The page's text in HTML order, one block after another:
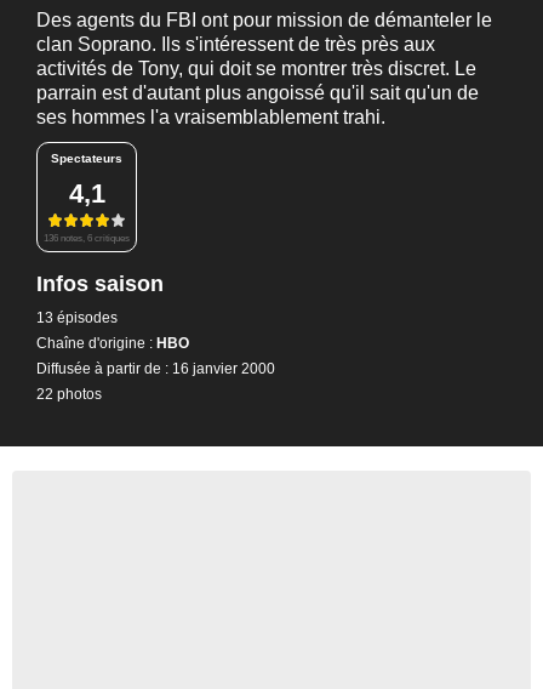
Des agents du FBI ont pour mission de démanteler le
clan Soprano. Ils s'intéressent de très près aux
activités de Tony, qui doit se montrer très discret. Le
parrain est d'autant plus angoissé qu'il sait qu'un de
ses hommes l'a vraisemblablement trahi.
Spectateurs
4,1
136 notes, 6 critiques
Infos saison
13 épisodes
Chaîne d'origine : HBO
Diffusée à partir de : 16 janvier 2000
22 photos